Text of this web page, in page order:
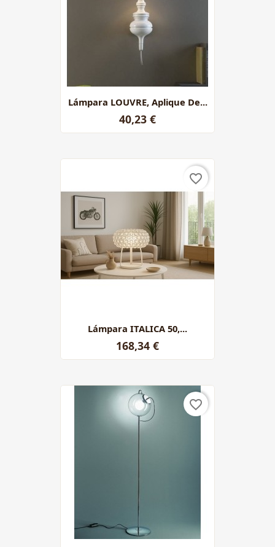
Lámpara LOUVRE, Aplique De...
40,23 €
Lámpara ITALICA 50,...
168,34 €
favorite_border
favorite_border